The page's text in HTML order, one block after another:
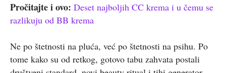
Pročitajte i ovo: Deset najboljih CC krema i u čemu se
razlikuju od BB krema
Ne po štetnosti na pluća, već po štetnosti na psihu. Po
tome kako su od retkog, gotovo tabu zahvata postali